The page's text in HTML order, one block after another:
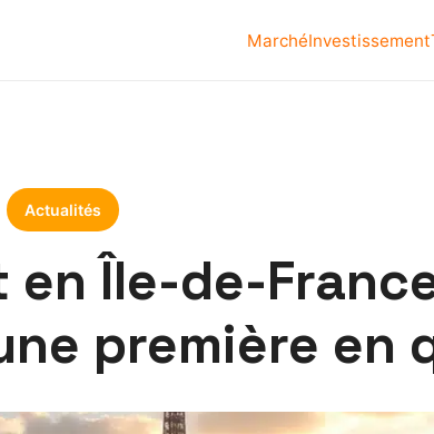
MarchéInvestissement
Actualités
en Île-de-
première en